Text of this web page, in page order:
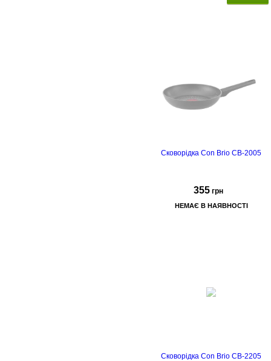
Сковорідка Con Brio CB-2005
355 грн
НЕМАЄ В НАЯВНОСТІ
Сковорідка Con Brio CB-2205